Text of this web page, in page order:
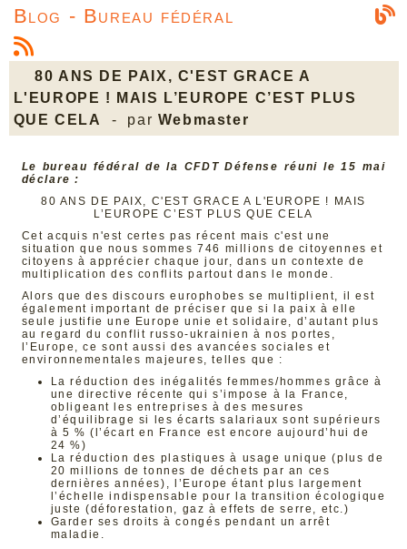
Blog - Bureau fédéral
80 ANS DE PAIX, C'EST GRACE A
L'EUROPE ! MAIS L’EUROPE C’EST PLUS
QUE CELA
- par Webmaster
Le bureau fédéral de la CFDT Défense réuni le 15 mai
déclare :
80 ANS DE PAIX, C'EST GRACE A L'EUROPE ! MAIS
L’EUROPE C’EST PLUS QUE CELA
Cet acquis n'est certes pas récent mais c'est une
situation que nous sommes 746 millions de citoyennes et
citoyens à apprécier chaque jour, dans un contexte de
multiplication des conflits partout dans le monde.
Alors que des discours europhobes se multiplient, il est
également important de préciser que si la paix à elle
seule justifie une Europe unie et solidaire, d’autant plus
au regard du conflit russo-ukrainien à nos portes,
l’Europe, ce sont aussi des avancées sociales et
environnementales majeures, telles que :
La réduction des inégalités femmes/hommes grâce à
une directive récente qui s’impose à la France,
obligeant les entreprises à des mesures
d’équilibrage si les écarts salariaux sont supérieurs
à 5 % (l’écart en France est encore aujourd’hui de
24 %)
La réduction des plastiques à usage unique (plus de
20 millions de tonnes de déchets par an ces
dernières années), l’Europe étant plus largement
l’échelle indispensable pour la transition écologique
juste (déforestation, gaz à effets de serre, etc.)
Garder ses droits à congés pendant un arrêt
maladie.